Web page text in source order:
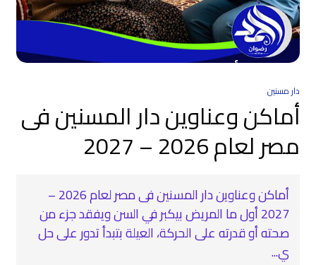
دار مسنين
أماكن وعناوين دار المسنين فى
مصر لعام 2026 – 2027
أماكن وعناوين دار المسنين فى مصر لعام 2026 –
2027 أول ما المريض بيكبر في السن ويفقد جزء من
صحته أو قدرته على الحركة، العيلة بتبدأ تدور على حل
ي...